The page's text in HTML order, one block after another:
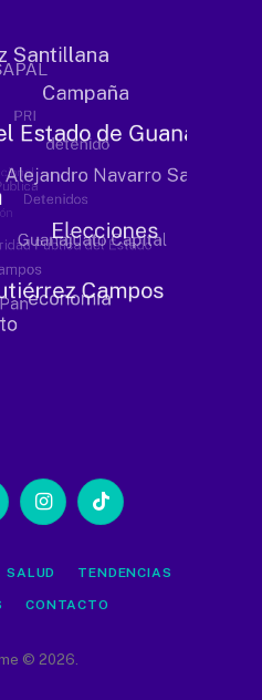
InstagramTikTok
SALUD TENDENCIAS
CONTACTO
© 2026.